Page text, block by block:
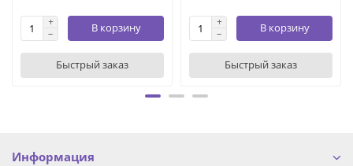
В корзину
Быстрый заказ
В корзину
Быстрый заказ
Информация